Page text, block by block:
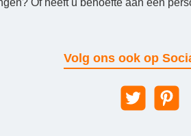
Of heeft u behoefte aan een
Volg ons ook op